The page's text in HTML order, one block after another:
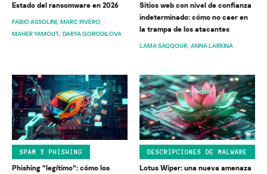
Estado del ransomware en 2026
FABIO ASSOLINI MARC RIVERO
MAHER YAMOUT DARYA GORODILOVA
Sitios web con nivel de confianza
indeterminado: cómo no caer en
la trampa de los atacantes
LAMA SAQQOUR ANNA LARKINA
SPAM Y PHISHING
Phishing “legítimo”: cómo los
DESCRIPCIONES DE MALWARE
Lotus Wiper: una nueva amenaza